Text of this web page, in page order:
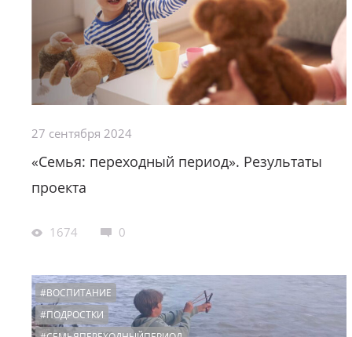
27 сентября 2024
«Семья: переходный период». Результаты
проекта
1674 0
#ВОСПИТАНИЕ
#ПОДРОСТКИ